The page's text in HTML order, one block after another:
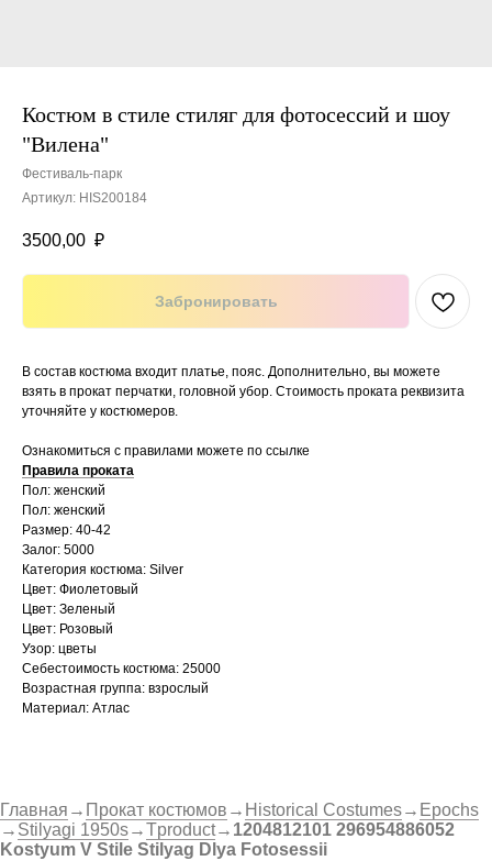
Костюм в стиле стиляг для фотосессий и шоу
"Вилена"
Фестиваль-парк
Артикул: HIS200184
3500,00 ₽
Забронировать
В состав костюма входит платье, пояс. Дополнительно, вы можете
взять в прокат перчатки, головной убор. Стоимость проката реквизита
уточняйте у костюмеров.
Ознакомиться с правилами можете по ссылке
Правила проката
Пол: женский
Пол: женский
Размер: 40-42
Залог: 5000
Категория костюма: Silver
Цвет: Фиолетовый
Цвет: Зеленый
Цвет: Розовый
Узор: цветы
Себестоимость костюма: 25000
Возрастная группа: взрослый
Материал: Атлас
Главная → Прокат костюмов → Historical Costumes→ Epochs
→ Stilyagi 1950s→Tproduct→ 1204812101 296954886052
Kostyum V Stile Stilyag Dlya Fotosessii